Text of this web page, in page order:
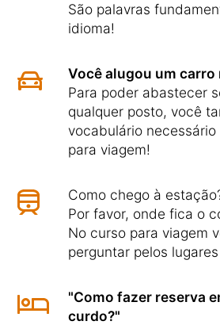
São palavras
idioma!
Você alugou um
Para poder abastecer
qualquer posto, você
vocabulário
para viagem!
Como chego à
Por favor, onde fica o
No curso para viagem
perguntar pelos
"Como fazer reserva
curdo?"